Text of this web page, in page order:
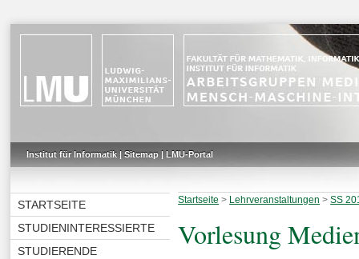
Institut für Informatik| Sitemap| LMU-Portal
STARTSEITE
STUDIENINTERESSIERTE
STUDIERENDE
Startseite > Lehrveranstaltungen >SS
Vorlesung